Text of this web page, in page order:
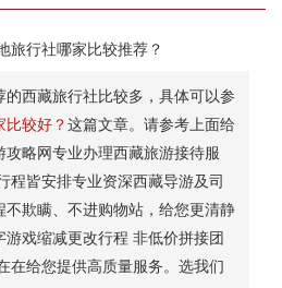
旅行社哪家比较推荐？
西藏旅行社比较多，具体可以参
较好？这篇文章。请参考上面给
略网专业办理西藏旅游接待服
程皆安排专业资深西藏导游及司
欺瞒、不进购物站，给您更清静
戏缩减更改行程 非低价拼接团
在给您提供高质量服务。选我们